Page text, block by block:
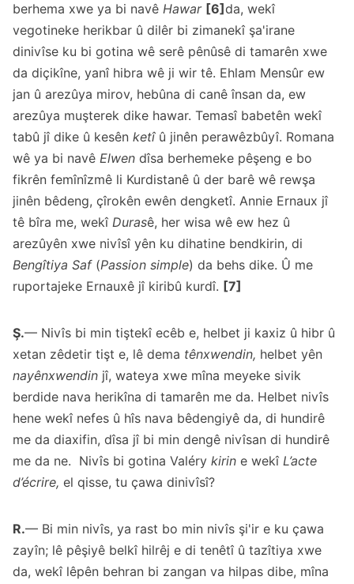
berhema xwe ya bi navê Hawar [6] da, wekî
vegotineke herikbar û dilêr bi zimanekî şa'irane
dinivîse ku bi gotina wê serê pênûsê di tamarên xwe
da diçikîne, yanî hibra wê ji wir tê. Ehlam Mensûr ew
jan û arezûya mirov, hebûna di canê însan da, ew
arezûya muşterek dike hawar. Temasî babetên wekî
tabû jî dike û kesên ketî û jinên perawêzbûyî. Romana
wê ya bi navê Elwen dîsa berhemeke pêşeng e bo
fikrên femînîzmê li Kurdistanê û der barê wê rewşa
jinên bêdeng, çîrokên ewên dengketî. Annie Ernaux jî
tê bîra me, wekî Durasê, her wisa wê ew hez û
arezûyên xwe nivîsî yên ku dihatine bendkirin, di
Bengîtiya Saf(Passion simple) da behs dike. Û me
ruportajeke Ernauxê jî kiribû kurdî. [7]
Ş.— Nivîs bi min tiştekî ecêb e, helbet ji kaxiz û hibr û
xetan zêdetir tişt e, lê dema tênxwendin, helbet yên
nayênxwendin jî, wateya xwe mîna meyeke sivik
berdide nava herikîna di tamarên me da. Helbet nivîs
hene wekî nefes û hîs nava bêdengiyê da, di hundirê
me da diaxifin, dîsa jî bi min dengê nivîsan di hundirê
me da ne. Nivîs bi gotina Valéry kirin e wekî L’acte
d’écrire, el qisse, tu çawa dinivîsî?
R.— Bi min nivîs, ya rast bo min nivîs şi'ir e ku çawa
zayîn; lê pêşiyê belkî hilrêj e di tenêtî û tazîtiya xwe
da, wekî lêpên behran bi zangan va hilpas dibe, mîna